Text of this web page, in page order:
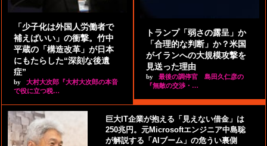
「少子化は外国人労働者で
補えばいい」の衝撃。竹中
平蔵の「構造改革」が日本
にもたらした“深刻な後遺
症”
by
大村大次郎『大村大次郎の本音
で役に立つ税…
トランプ「弱さの露呈」か
「合理的な判断」か？米国
がイランへの大規模攻撃を
見送った理由
by
最後の調停官 島田久仁彦の
『無敵の交渉・…
巨大IT企業が抱える「見えない借金」は
250兆円。元Microsoftエンジニア中島聡
が解説する「AIブーム」の危うい裏側